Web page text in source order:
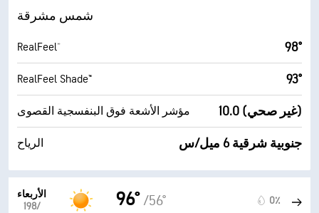
شمس مشرقة
RealFeel® 98°
RealFeel Shade™ 93°
مؤشر الأشعة فوق البنفسجية القصوى 10.0 (غير صحي)
الرياح جنوبية شرقية 6 ميل/س
الأربعاء
19‏/‏8
96° /56° 0٪